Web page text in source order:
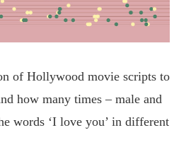
of Hollywood movie scripts to
how many times – male and
words ‘I love you’ in different